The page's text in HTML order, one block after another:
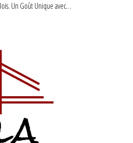
Un Goût Unique avec…